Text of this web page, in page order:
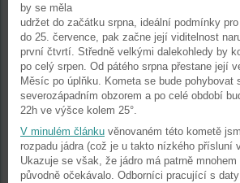
by se měla
udržet do začátku srpna, ideální podmínky
do 25. července, pak začne její viditelnost
první čtvrtí. Středně velkými dalekohledy by
po celý srpen. Od pátého srpna přestane její
Měsíc po úplňku. Kometa se bude pohybovat
severozápadním obzorem a po celé období
22h ve výšce kolem 25°.
V minulém článku věnovaném této kometě
rozpadu jádra (což je u takto nízkého přísluní
Ukazuje se však, že jádro má patrně
původně očekávalo. Odborníci pracující s